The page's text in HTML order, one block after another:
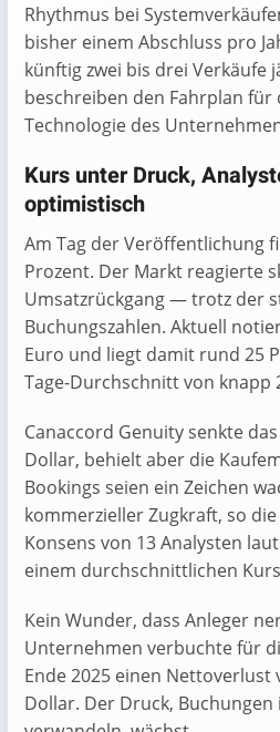
Rhythmus bei
bisher einem Abschluss pro
künftig zwei bis drei Verkäufe
beschreiben den Fahrplan für
Technologie des
Kurs unter Druck,
optimistisch
Am Tag der Veröffentlichung
Prozent. Der Markt reagierte
Umsatzrückgang — trotz der
Buchungszahlen. Aktuell
Euro und liegt damit rund 25
Tage-Durchschnitt von knapp
Canaccord Genuity senkte
Dollar, behielt aber die
Bookings seien ein Zeichen
kommerzieller Zugkraft, so
Konsens von 13 Analysten
einem durchschnittlichen
Kein Wunder, dass Anleger
Unternehmen verbuchte für
Ende 2025 einen Nettoverlust
Dollar. Der Druck, Buchungen